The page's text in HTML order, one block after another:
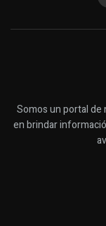
Somos un portal
en brindar